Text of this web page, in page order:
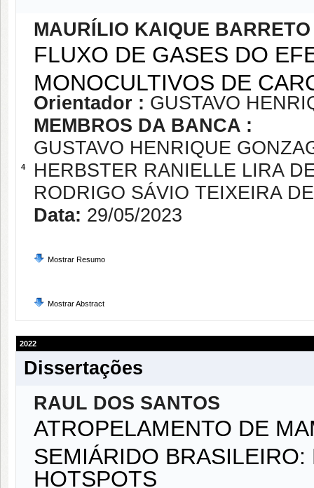
4
MAURÍLIO KAIQUE BARRETO
FLUXO DE GASES DO
MONOCULTIVOS DE
Orientador : GUSTAVO
MEMBROS DA BANCA :
GUSTAVO HENRIQUE
HERBSTER RANIELLE LIRA
RODRIGO SÁVIO TEIXEIRA
Data: 29/05/2023
Mostrar Resumo
Mostrar Abstract
2022
Dissertações
RAUL DOS SANTOS
ATROPELAMENTO DE
SEMIÁRIDO
HOTSPOTS